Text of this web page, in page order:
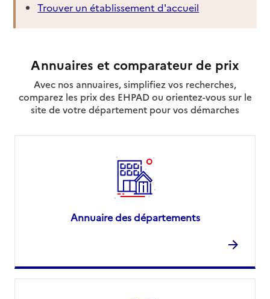
Trouver un établissement d'accueil
Annuaires et comparateur de prix
Avec nos annuaires, simplifiez vos recherches,
comparez les prix des EHPAD ou orientez-vous sur le
site de votre département pour vos démarches
Annuaire des départements